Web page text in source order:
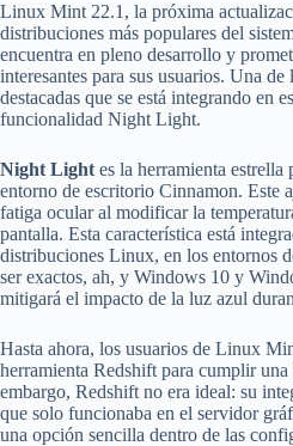
Linux Mint 22.1, la próxima
distribuciones más populares del
encuentra en pleno desarrollo y
interesantes para sus usuarios. Una de
destacadas que se está integrando en
funcionalidad Night Light.
Night Light es la herramienta
entorno de escritorio Cinnamon. Este
fatiga ocular al modificar la
pantalla. Esta característica está
distribuciones Linux, en los entornos
ser exactos, ah, y Windows 10 y
mitigará el impacto de la luz azul
Hasta ahora, los usuarios de Linux
herramienta Redshift para cumplir
embargo, Redshift no era ideal: su
que solo funcionaba en el servidor
una opción sencilla dentro de las